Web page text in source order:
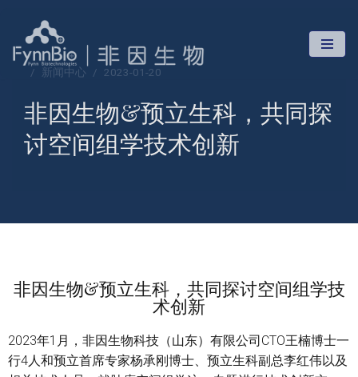
跳
至
新闻中心 2023-01-20
非因生物&预立生科，共同探
讨空间组学技术创新
非因生物&预立生科，共同探讨空间组学技
术创新
2023年1月，非因生物科技（山东）有限公司CTO王楠博士一
行4人和预立首席专家杨承刚博士、预立生科副总李红伟以及